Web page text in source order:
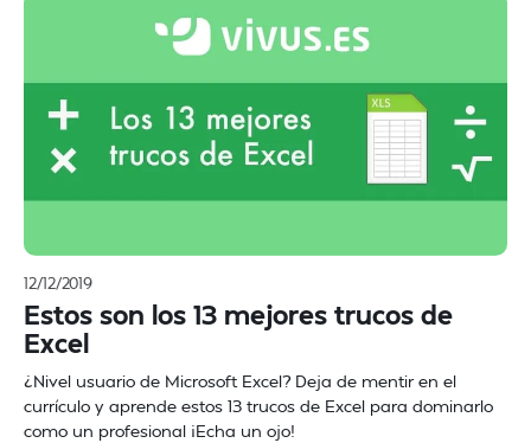
12/12/2019
Estos son los 13 mejores trucos de
Excel
¿Nivel usuario de Microsoft Excel? Deja de mentir en el
currículo y aprende estos 13 trucos de Excel para dominarlo
como un profesional ¡Echa un ojo!